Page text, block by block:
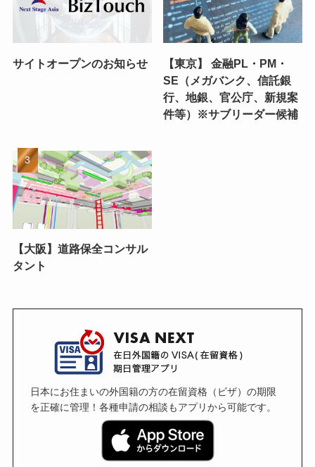
サイトオープンのお知らせ
【東京】 金融PL・PM・
SE（メガバンク、信託銀
行、地銀、官公庁、新規案
件等）※サブリーダー候補
【大阪】道路保全コンサル
タント
日本にお住まいの外国籍の方の在留資格（ビザ）の期限
を正確に管理！各種申請の相談もアプリから可能です。